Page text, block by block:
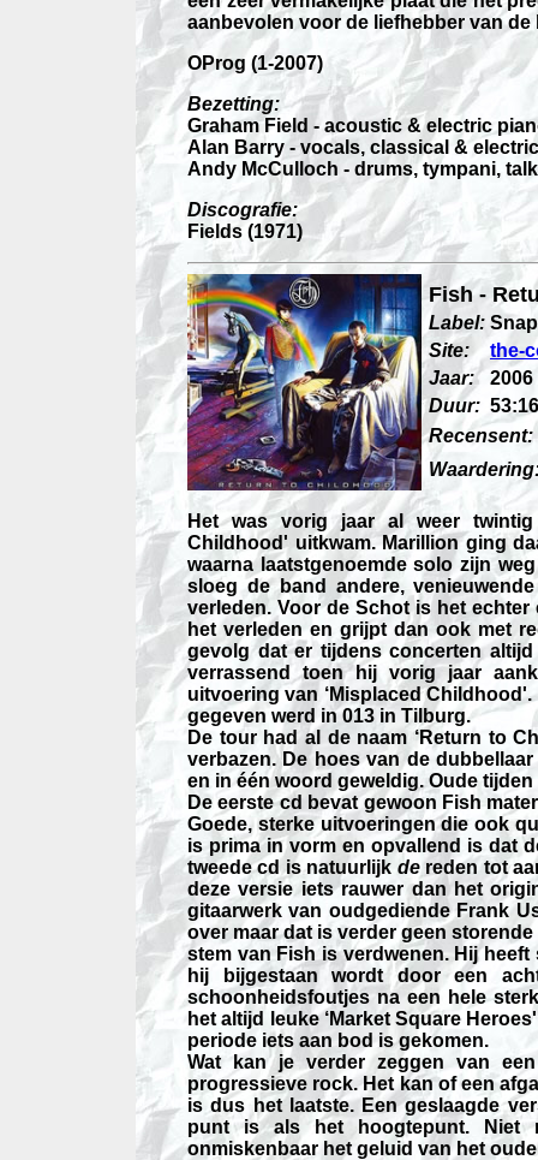
aanbevolen voor de liefhebber van
OProg (1-2007)
Bezetting:
Graham Field - acoustic & electric
Alan Barry - vocals, classical &
Andy McCulloch - drums, tympani,
Discografie:
Fields (1971)
Fish -
Label:
Site:
the-
Jaar:
2006
Duur:
Recensent:
Het was vorig jaar al weer twintig
Childhood' uitkwam. Marillion ging
waarna laatstgenoemde solo zijn
sloeg de band andere,
verleden. Voor de Schot is het
het verleden en grijpt dan ook met
gevolg dat er tijdens concerten
verrassend toen hij vorig jaar
uitvoering van ‘Misplaced
gegeven werd in 013 in Tilburg.
De tour had al de naam ‘Return to
verbazen. De hoes van de
en in één woord geweldig. Oude
De eerste cd bevat gewoon Fish
Goede, sterke uitvoeringen die ook
is prima in vorm en opvallend is dat
tweede cd is natuurlijk de reden tot
deze versie iets rauwer dan het
gitaarwerk van oudgediende Frank
over maar dat is verder geen
stem van Fish is verdwenen. Hij
hij bijgestaan wordt door een
schoonheidsfoutjes na een hele
het altijd leuke ‘Market Square
periode iets aan bod is gekomen.
Wat kan je verder zeggen van
progressieve rock. Het kan of een
is dus het laatste. Een geslaagde
punt is als het hoogtepunt. Niet
onmiskenbaar het geluid van het